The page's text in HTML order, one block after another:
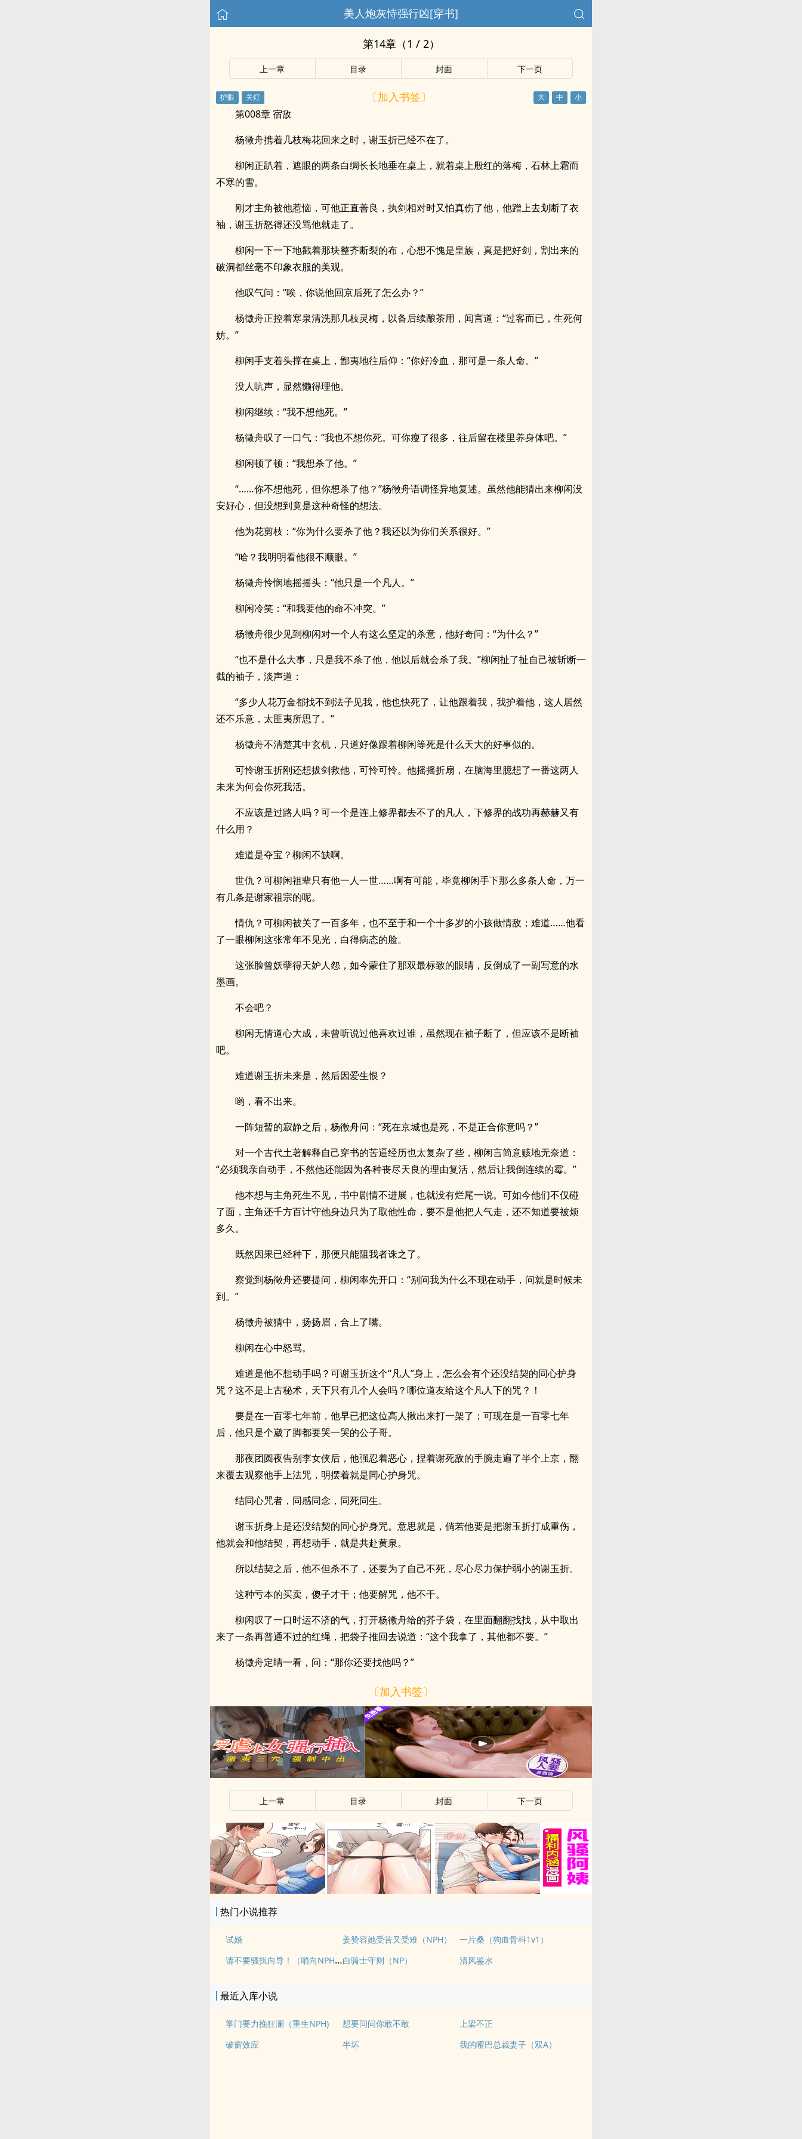
美人炮灰恃强行凶[穿书]
第14章（1 / 2）
上一章 目录 封面 下一页
〔加入书签〕
第008章 宿敌
杨徵舟携着几枝梅花回来之时，谢玉折已经不在了。
柳闲正趴着，遮眼的两条白绸长长地垂在桌上，就着桌上殷红的落梅，石林上霜而
不寒的雪。
刚才主角被他惹恼，可他正直善良，执剑相对时又怕真伤了他，他蹭上去划断了衣
袖，谢玉折怒得还没骂他就走了。
柳闲一下一下地戳着那块整齐断裂的布，心想不愧是皇族，真是把好剑，割出来的
破洞都丝毫不印象衣服的美观。
他叹气问：“唉，你说他回京后死了怎么办？”
杨徵舟正控着寒泉清洗那几枝灵梅，以备后续酿茶用，闻言道：“过客而已，生死何
妨。”
柳闲手支着头撑在桌上，鄙夷地往后仰：“你好冷血，那可是一条人命。”
没人吭声，显然懒得理他。
柳闲继续：“我不想他死。”
杨徵舟叹了一口气：“我也不想你死。可你瘦了很多，往后留在楼里养身体吧。”
柳闲顿了顿：“我想杀了他。”
“……你不想他死，但你想杀了他？”杨徵舟语调怪异地复述。虽然他能猜出来柳闲没
安好心，但没想到竟是这种奇怪的想法。
他为花剪枝：“你为什么要杀了他？我还以为你们关系很好。”
“哈？我明明看他很不顺眼。”
杨徵舟怜悯地摇摇头：“他只是一个凡人。”
柳闲冷笑：“和我要他的命不冲突。”
杨徵舟很少见到柳闲对一个人有这么坚定的杀意，他好奇问：“为什么？”
“也不是什么大事，只是我不杀了他，他以后就会杀了我。”柳闲扯了扯自己被斩断一
截的袖子，淡声道：
“多少人花万金都找不到法子见我，他也快死了，让他跟着我，我护着他，这人居然
还不乐意，太匪夷所思了。”
杨徵舟不清楚其中玄机，只道好像跟着柳闲等死是什么天大的好事似的。
可怜谢玉折刚还想拔剑救他，可怜可怜。他摇摇折扇，在脑海里臆想了一番这两人
未来为何会你死我活。
不应该是过路人吗？可一个是连上修界都去不了的凡人，下修界的战功再赫赫又有
什么用？
难道是夺宝？柳闲不缺啊。
世仇？可柳闲祖辈只有他一人一世……啊有可能，毕竟柳闲手下那么多条人命，万一
有几条是谢家祖宗的呢。
情仇？可柳闲被关了一百多年，也不至于和一个十多岁的小孩做情敌；难道……他看
了一眼柳闲这张常年不见光，白得病态的脸。
这张脸曾妖孽得天妒人怨，如今蒙住了那双最标致的眼睛，反倒成了一副写意的水
墨画。
不会吧？
柳闲无情道心大成，未曾听说过他喜欢过谁，虽然现在袖子断了，但应该不是断袖
吧。
难道谢玉折未来是，然后因爱生恨？
哟，看不出来。
一阵短暂的寂静之后，杨徵舟问：“死在京城也是死，不是正合你意吗？”
对一个古代土著解释自己穿书的苦逼经历也太复杂了些，柳闲言简意赅地无奈道：
“必须我亲自动手，不然他还能因为各种丧尽天良的理由复活，然后让我倒连续的霉。”
他本想与主角死生不见，书中剧情不进展，也就没有烂尾一说。可如今他们不仅碰
了面，主角还千方百计守他身边只为了取他性命，要不是他把人气走，还不知道要被烦
多久。
既然因果已经种下，那便只能阻我者诛之了。
察觉到杨徵舟还要提问，柳闲率先开口：“别问我为什么不现在动手，问就是时候未
到。”
杨徵舟被猜中，扬扬眉，合上了嘴。
柳闲在心中怒骂。
难道是他不想动手吗？可谢玉折这个“凡人”身上，怎么会有个还没结契的同心护身
咒？这不是上古秘术，天下只有几个人会吗？哪位道友给这个凡人下的咒？！
要是在一百零七年前，他早已把这位高人揪出来打一架了；可现在是一百零七年
后，他只是个崴了脚都要哭一哭的公子哥。
那夜团圆夜告别李女侠后，他强忍着恶心，捏着谢死敌的手腕走遍了半个上京，翻
来覆去观察他手上法咒，明摆着就是同心护身咒。
结同心咒者，同感同念，同死同生。
谢玉折身上是还没结契的同心护身咒。意思就是，倘若他要是把谢玉折打成重伤，
他就会和他结契，再想动手，就是共赴黄泉。
所以结契之后，他不但杀不了，还要为了自己不死，尽心尽力保护弱小的谢玉折。
这种亏本的买卖，傻子才干；他要解咒，他不干。
柳闲叹了一口时运不济的气，打开杨徵舟给的芥子袋，在里面翻翻找找，从中取出
来了一条再普通不过的红绳，把袋子推回去说道：“这个我拿了，其他都不要。”
杨徵舟定睛一看，问：“那你还要找他吗？”
〔加入书签〕
上一章 目录 封面 下一页
热门小说推荐
试婚 姜赞容她受苦又受难（NPH） 一片桑（狗血骨科1v1）
请不要骚扰向导！（哨向NPH）白骑士守则（NP） 清风鉴水
最近入库小说
掌门要力挽狂澜（重生NPH) 想要问问你敢不敢
上梁不正
破窗效应
半坏 我的哑巴总裁妻子（双A）